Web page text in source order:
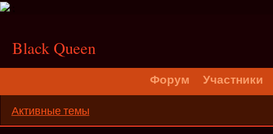
Black Queen
Форум Участники
Активные темы